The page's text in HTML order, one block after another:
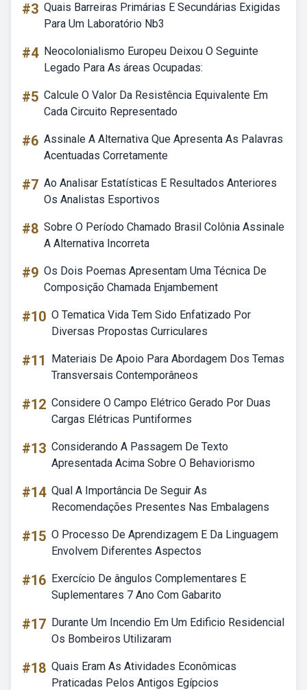
#3 Quais Barreiras Primárias E Secundárias Exigidas
Para Um Laboratório Nb3
#4 Neocolonialismo Europeu Deixou O Seguinte
Legado Para As áreas Ocupadas:
#5 Calcule O Valor Da Resistência Equivalente Em
Cada Circuito Representado
#6 Assinale A Alternativa Que Apresenta As Palavras
Acentuadas Corretamente
#7 Ao Analisar Estatísticas E Resultados Anteriores
Os Analistas Esportivos
#8 Sobre O Período Chamado Brasil Colônia Assinale
A Alternativa Incorreta
#9 Os Dois Poemas Apresentam Uma Técnica De
Composição Chamada Enjambement
#10 O Tematica Vida Tem Sido Enfatizado Por
Diversas Propostas Curriculares
#11
Materiais De Apoio Para Abordagem Dos Temas
Transversais Contemporâneos
#12 Considere O Campo Elétrico Gerado Por Duas
Cargas Elétricas Puntiformes
#13 Considerando A Passagem De Texto
Apresentada Acima Sobre O Behaviorismo
#14 Qual A Importância De Seguir As
Recomendações Presentes Nas Embalagens
#15 O Processo De Aprendizagem E Da Linguagem
Envolvem Diferentes Aspectos
#16 Exercício De ângulos Complementares E
Suplementares 7 Ano Com Gabarito
#17 Durante Um Incendio Em Um Edificio Residencial
Os Bombeiros Utilizaram
#18 Quais Eram As Atividades Econômicas
Praticadas Pelos Antigos Egípcios